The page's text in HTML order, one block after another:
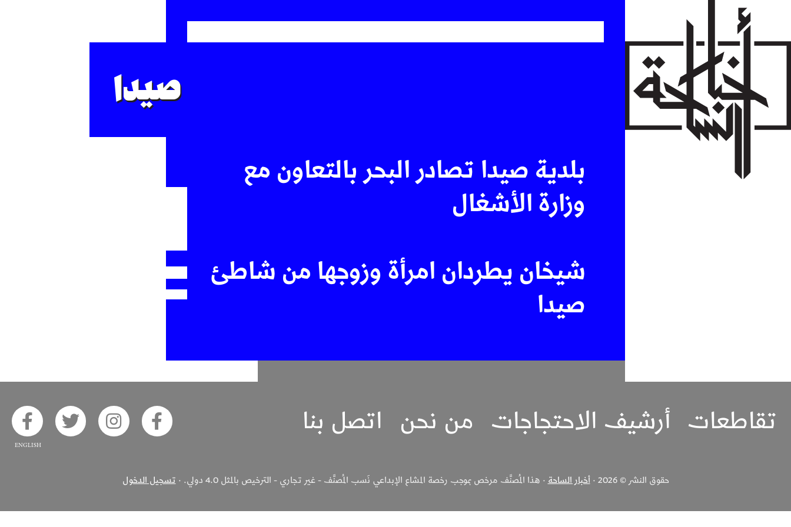
صيدا
بلدية صيدا تصادر البحر بالتعاون مع
وزارة الأشغال
شيخان يطردان امرأة وزوجها من شاطئ
صيدا
تقاطعات أرشيف الاحتجاجات من نحن اتصل بنا Akhbar Alsaha on Facebook
on Instagram
on Twitter
حقوق النشر © 2026 · أخبار الساحة · هذا المُصنَّف مرخص بموجب رخصة المشاع الإبداعي نَسب المُصنَّف - غير تجاري - الترخيص بالمثل 4.0 دولي. · تسجيل الدخول